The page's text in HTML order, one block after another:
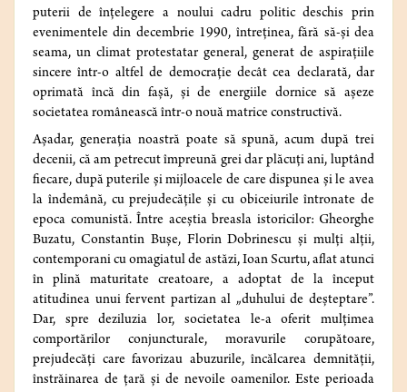
puterii de înțelegere a noului cadru politic deschis prin
evenimentele din decembrie 1990, întreținea, fără să-și dea
seama, un climat protestatar general, generat de aspirațiile
sincere într-o altfel de democrație decât cea declarată, dar
oprimată încă din fașă, și de energiile dornice să așeze
societatea românească într-o nouă matrice constructivă.
Așadar, generația noastră poate să spună, acum după trei
decenii, că am petrecut împreună grei dar plăcuți ani, luptând
fiecare, după puterile și mijloacele de care dispunea și le avea
la îndemână, cu prejudecățile și cu obiceiurile întronate de
epoca comunistă. Între aceștia breasla istoricilor: Gheorghe
Buzatu, Constantin Bușe, Florin Dobrinescu și mulți alții,
contemporani cu omagiatul de astăzi, Ioan Scurtu, aflat atunci
în plină maturitate creatoare, a adoptat de la început
atitudinea unui fervent partizan al „duhului de deșteptare”.
Dar, spre deziluzia lor, societatea le-a oferit mulțimea
comportărilor conjuncturale, moravurile corupătoare,
prejudecăți care favorizau abuzurile, încălcarea demnității,
înstrăinarea de țară și de nevoile oamenilor. Este perioada